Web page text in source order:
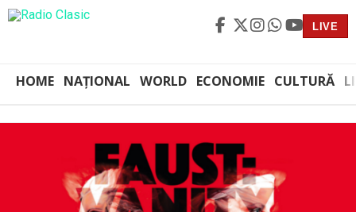
LIVE
HOME NAȚIONAL WORLD ECONOMIE CULTURĂ